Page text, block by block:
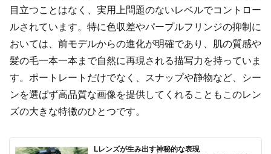
目立つことはなく、実用上問題のないレベルでコントロー
ルされています。特に色収差やパープルフリンジの抑制に
おいては、前モデルからの進化が明確であり、肌の質感や
髪の毛一本一本まで自然に再現される描写力を持っていま
す。ポートレートだけでなく、スナップや静物など、シー
ンを選ばず高品質な画像を提供してくれることもこのレン
ズの大きな特徴のひとつです。
Lレンズが生み出す神秘的な表現